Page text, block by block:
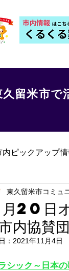
留米市
内ピックアップ
室 事務局か
20日オ
市内協賛
東久留米市コミュ
： 2021年11月4日
シック～日本